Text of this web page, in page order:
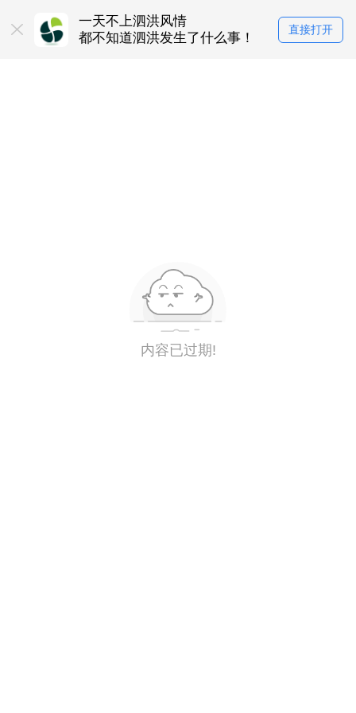
一天不上泗洪风情
都不知道泗洪发生了什么事！
直接打开
内容已过期!